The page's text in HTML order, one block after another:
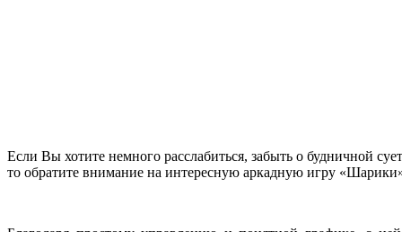
Если Вы хотите немного расслабиться, забыть о будничной
то обратите внимание на интересную аркадную игру